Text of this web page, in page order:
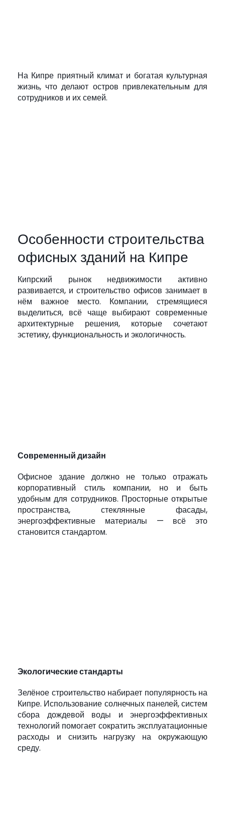
На Кипре приятный климат и богатая культурная
жизнь, что делают остров привлекательным для
сотрудников и их семей.
Особенности строительства
офисных зданий на Кипре
Кипрский рынок недвижимости активно
развивается, и строительство офисов занимает в
нём важное место. Компании, стремящиеся
выделиться, всё чаще выбирают современные
архитектурные решения, которые сочетают
эстетику, функциональность и экологичность.
Современный дизайн
Офисное здание должно не только отражать
корпоративный стиль компании, но и быть
удобным для сотрудников. Просторные открытые
пространства, стеклянные фасады,
энергоэффективные материалы — всё это
становится стандартом.
Экологические стандарты
Зелёное строительство набирает популярность на
Кипре. Использование солнечных панелей, систем
сбора дождевой воды и энергоэффективных
технологий помогает сократить эксплуатационные
расходы и снизить нагрузку на окружающую
среду.